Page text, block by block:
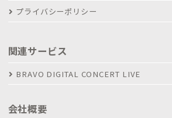
プライバシーポリシー
関連サービス
BRAVO DIGITAL CONCERT LIVE
会社概要